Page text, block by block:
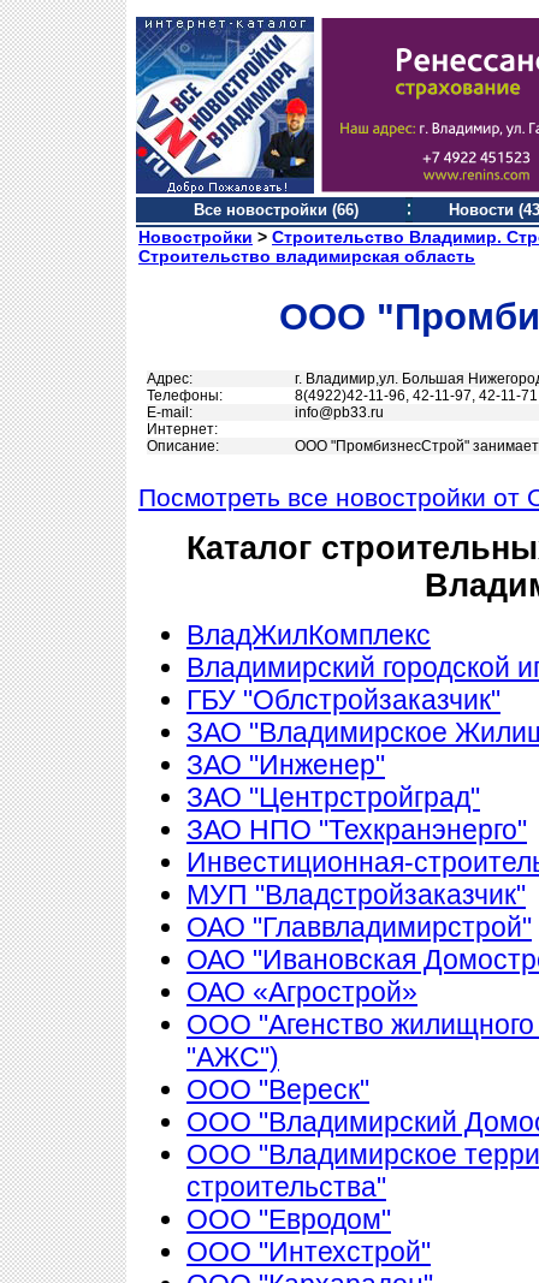
Все новостройки (66) Новости
Новостройки > Строительство Владимир.
Строительство владимирская область
ООО
Адрес:
г. Владимир,ул. Большая
Телефоны:
8(4922)42-11-96, 42-11-97, 42-11-
Е-mail:
info@pb33.ru
Интернет:
Описание:
ООО "ПромбизнесСтрой"
Посмотреть все новостройки
Каталог
ВладЖилКомплекс
Владимирский городской
ГБУ "Облстройзаказчик"
ЗАО "Владимирское
ЗАО "Инженер"
ЗАО "Центрстройград"
ЗАО НПО "Техкранэнерго"
Инвестиционная-
МУП "Владстройзаказчик"
ОАО "Главвладимирстрой"
ОАО "Ивановская
ОАО «Агрострой»
ООО "Агенство
"АЖС")
ООО "Вереск"
ООО "Владимирский
ООО "Владимирское
строительства"
ООО "Евродом"
ООО "Интехстрой"